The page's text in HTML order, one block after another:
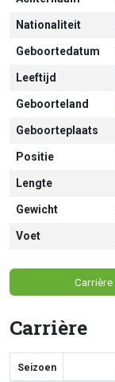
Nationaliteit
Geboortedatum
Leeftijd
Geboorteland
Geboorteplaats
Positie
Lengte
Gewicht
Voet
Carrière
Carrière
Seizoen